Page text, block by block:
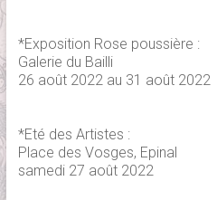
*Exposition Rose poussière :
Galerie du Bailli
26 août 2022 au 31 août 2022
*Eté des Artistes :
Place des Vosges, Epinal
samedi 27 août 2022